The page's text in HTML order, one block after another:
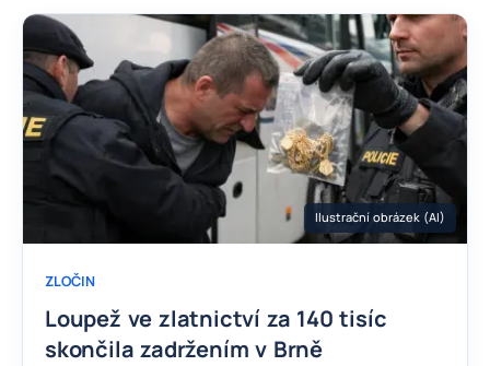
Ilustrační obrázek (AI)
ZLOČIN
Loupež ve zlatnictví za 140 tisíc
skončila zadržením v Brně